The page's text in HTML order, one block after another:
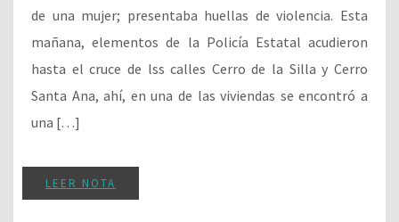
de una mujer; presentaba huellas de violencia. Esta
mañana, elementos de la Policía Estatal acudieron
hasta el cruce de lss calles Cerro de la Silla y Cerro
Santa Ana, ahí, en una de las viviendas se encontró a
una […]
LEER NOTA